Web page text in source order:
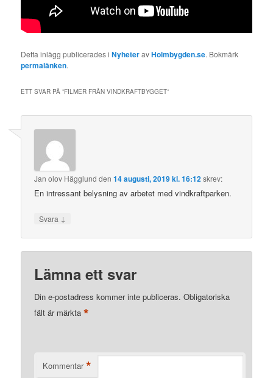
Detta inlägg publicerades iNyheteravHolmbygden.se. Bokmärk
permalänken.
ETT SVAR PÅ ”FILMER FRÅN VINDKRAFTBYGGET”
Jan olov Hägglund den14 augusti, 2019 kl. 16:12skrev:
En intressant belysning av arbetet med vindkraftparken.
Svara ↓
Lämna ett svar
Din e-postadress kommer inte publiceras. Obligatoriska
fält är märkta*
Kommentar *